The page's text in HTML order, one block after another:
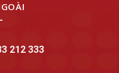
212 333